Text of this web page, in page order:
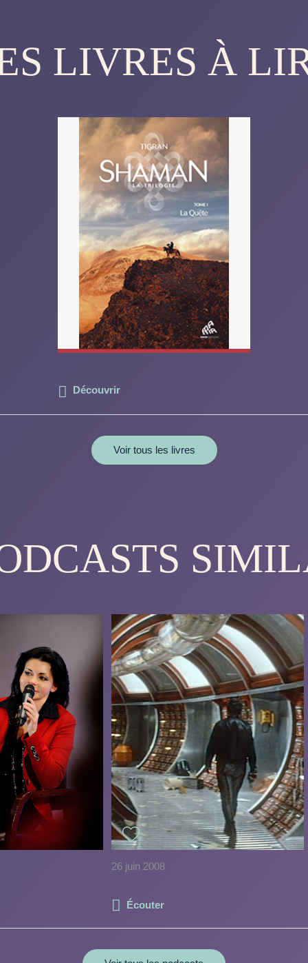
LIVRES À
Découvrir
Voir tous les livres
26 juin 2008
Écouter